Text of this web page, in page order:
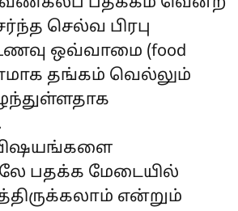
செல்வ பிரபு
ஒவ்வாமை (food
தங்கம் வெல்லும்
விஷயங்களை
பதக்க மேடையில்
என்றும்